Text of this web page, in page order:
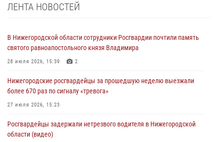
ЛЕНТА НОВОСТЕЙ
В Нижегородской области сотрудники Росгвардии почтили память
святого равноапостольного князя Владимира
28 июля 2026, 15:39 2
Нижегородские росгвардейцы за прошедшую неделю выезжали
более 670 раз по сигналу «тревога»
27 июля 2026, 15:23
Росгвардейцы задержали нетрезвого водителя в Нижегородской
области (видео)